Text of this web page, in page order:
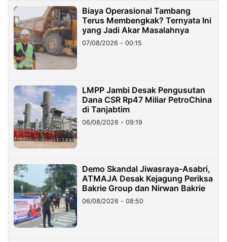
Biaya Operasional Tambang
Terus Membengkak? Ternyata Ini
yang Jadi Akar Masalahnya
07/08/2026 - 00:15
LMPP Jambi Desak Pengusutan
Dana CSR Rp47 Miliar PetroChina
di Tanjabtim
06/08/2026 - 09:19
Demo Skandal Jiwasraya-Asabri,
ATMAJA Desak Kejagung Periksa
Bakrie Group dan Nirwan Bakrie
06/08/2026 - 08:50